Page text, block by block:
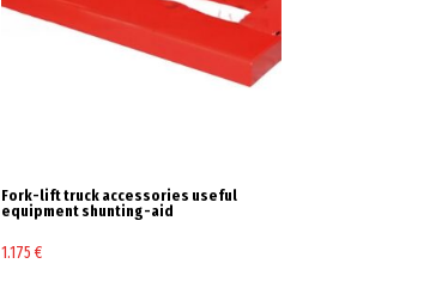
Fork-lift truck accessories useful
equipment shunting-aid
1.175€